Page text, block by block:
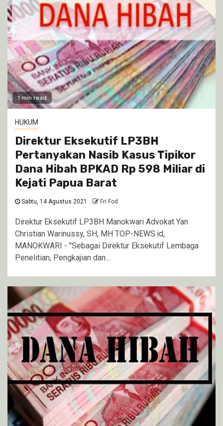
1 min read
HUKUM
Direktur Eksekutif LP3BH
Pertanyakan Nasib Kasus Tipikor
Dana Hibah BPKAD Rp 598 Miliar di
Kejati Papua Barat
Sabtu, 14 Agustus 2021 Fri Fod
Direktur Eksekutif LP3BH Manokwari Advokat Yan
Christian Warinussy, SH, MH TOP-NEWS.id,
MANOKWARI - "Sebagai Direktur Eksekutif Lembaga
Penelitian, Pengkajian dan...